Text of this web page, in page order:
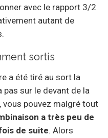
avec le rapport 3/2
autant de
sortis
a été tiré au sort la
sur le devant de la
vous pouvez malgré tout
a très peu de
de suite. Alors